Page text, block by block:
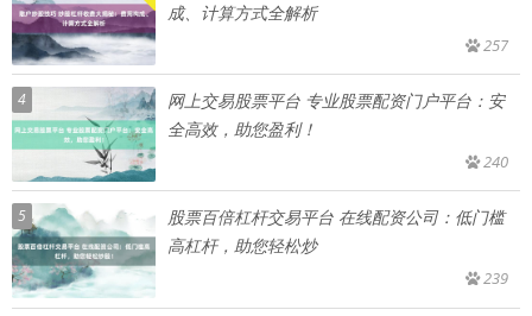
成、计算方式全解析
257
4
网上交易股票平台 专业股票配资门户平台：安
全高效，助您盈利！
240
5
股票百倍杠杆交易平台 在线配资公司：低门槛
高杠杆，助您轻松炒
239